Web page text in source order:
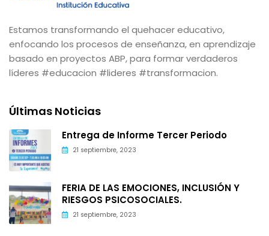
Estamos transformando el quehacer educativo,
enfocando los procesos de enseñanza, en aprendizaje
basado en proyectos ABP, para formar verdaderos
líderes #educacion #lideres #transformacion.
Últimas Noticias
Entrega de Informe Tercer Periodo
21 septiembre, 2023
FERIA DE LAS EMOCIONES, INCLUSIÓN Y
RIESGOS PSICOSOCIALES.
21 septiembre, 2023